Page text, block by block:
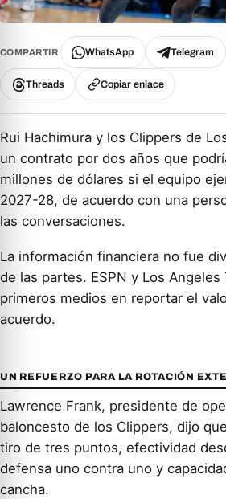
COMPARTIR WhatsApp Telegram
Threads Copiar enlace
Rui Hachimura y los Clippers de
un contrato por dos años que
millones de dólares si el equipo
2027-28, de acuerdo con una
las conversaciones.
La información financiera no fue
de las partes. ESPN y Los
primeros medios en reportar el
acuerdo.
UN REFUERZO PARA LA ROTACIÓN
Lawrence Frank, presidente de
baloncesto de los Clippers, dijo
tiro de tres puntos, efectividad
defensa uno contra uno y
cancha.